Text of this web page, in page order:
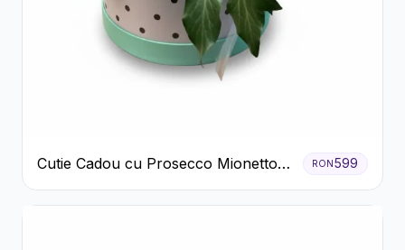
Cutie Cadou cu Prosecco Mionetto
Ferrero Rocher și Flori Pastelate
RON599